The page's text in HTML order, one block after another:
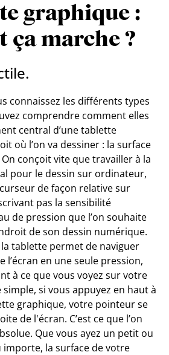
graphique :
ça marche ?
connaissez les différents types
comprendre comment elles
central d’une tablette
où l’on va dessiner : la surface
conçoit vite que travailler à la
pour le dessin sur ordinateur,
de façon relative sur
pas la sensibilité
de pression que l’on souhaite
de son dessin numérique.
tablette permet de naviguer
l’écran en une seule pression,
à ce que vous voyez sur votre
si vous appuyez en haut à
graphique, votre pointeur se
de l'écran. C’est ce que l’on
Que vous ayez un petit ou
importe, la surface de votre